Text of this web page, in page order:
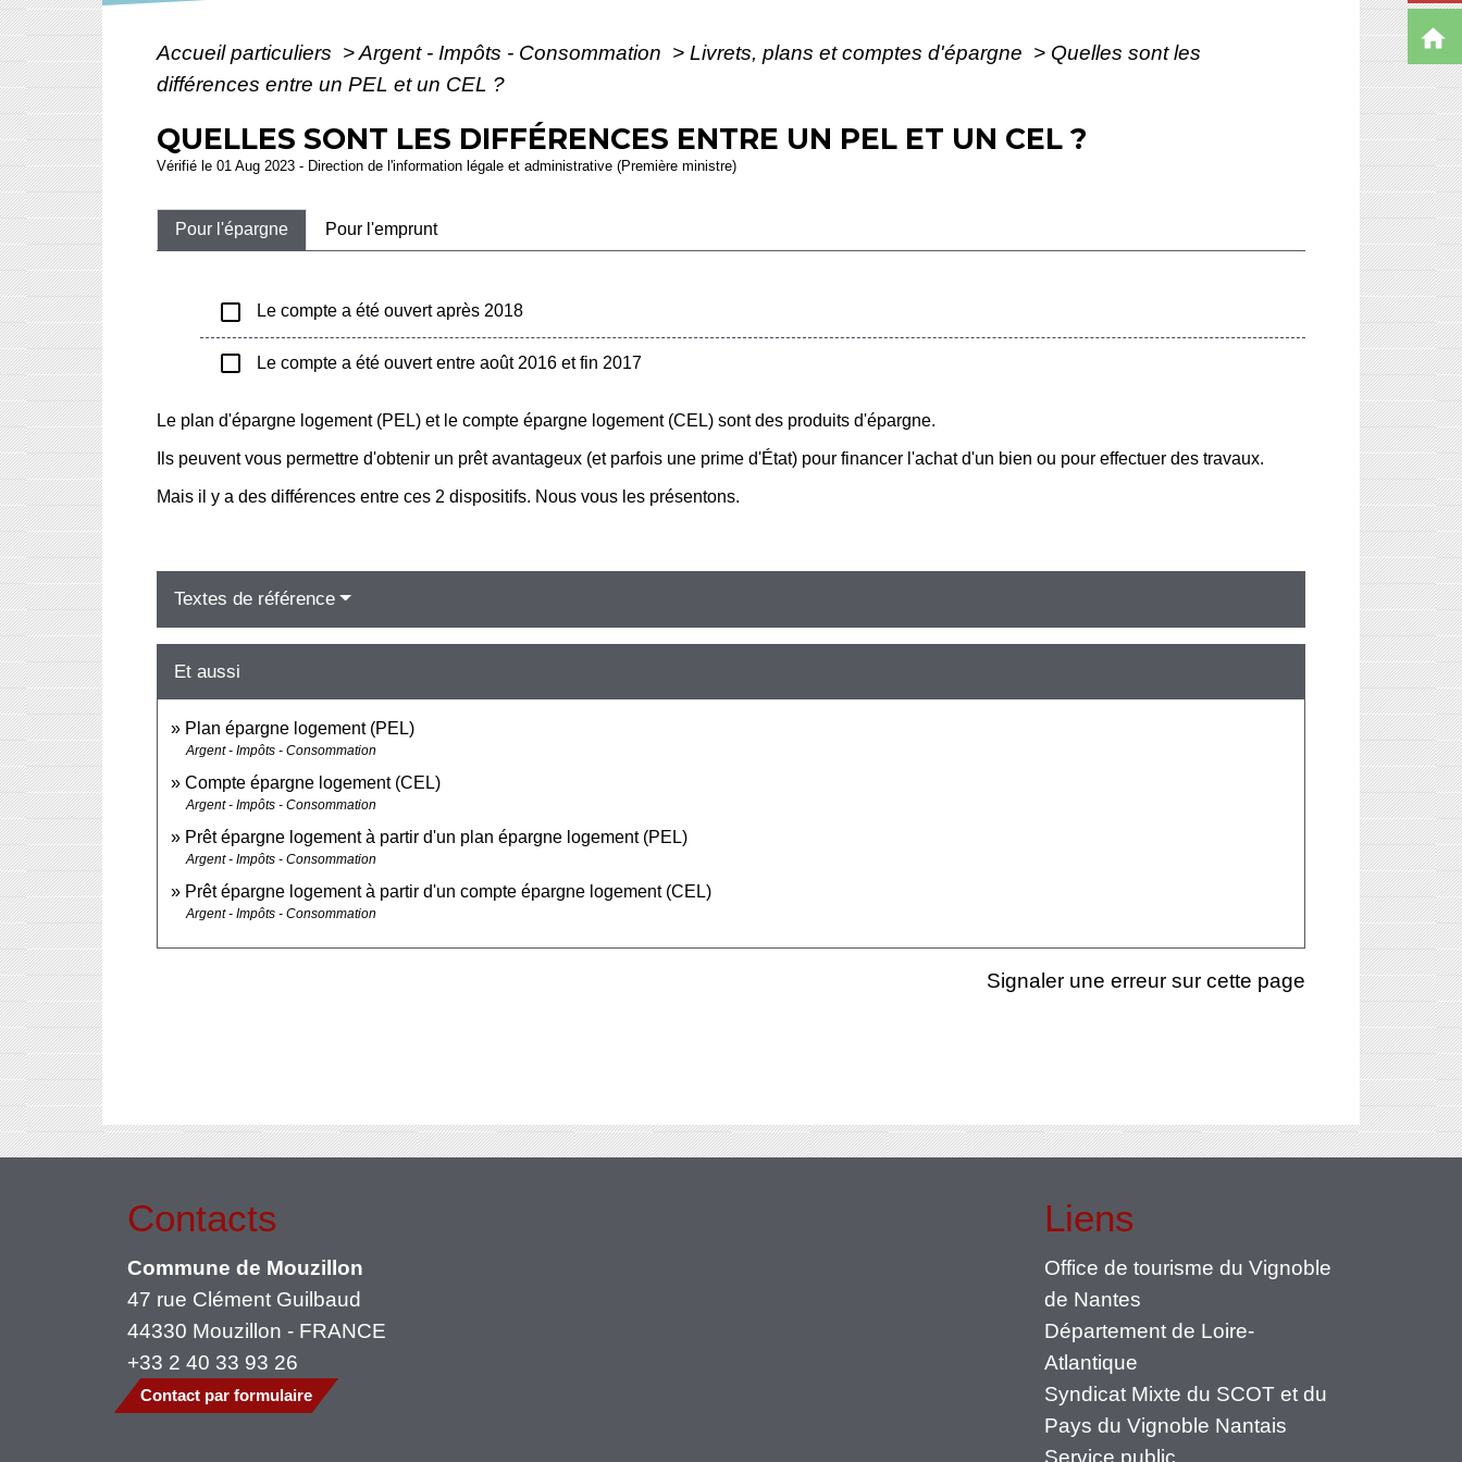
Accueil particuliers >Argent - Impôts - Consommation > Livrets, plans et comptes d'épargne > Quelles sont les
différences entre un PEL et un CEL ?
QUELLES SONT LES DIFFÉRENCES ENTRE UN PEL ET UN CEL ?
Vérifié le 01 Aug 2023 - Direction de l'information légale et administrative (Première ministre)
Pour l'épargne Pour l'emprunt
check_box_outline_blank Le compte a été ouvert après 2018
check_box_outline_blank Le compte a été ouvert entre août 2016 et fin 2017
Le plan d'épargne logement (PEL) et le compte épargne logement (CEL) sont des produits d'épargne.
Ils peuvent vous permettre d'obtenir un prêt avantageux (et parfois une prime d'État) pour financer l'achat d'un bien ou pour effectuer des travaux.
Mais il y a des différences entre ces 2 dispositifs. Nous vous les présentons.
Textes de référence
Et aussi
Plan épargne logement (PEL)
Argent - Impôts - Consommation
Compte épargne logement (CEL)
Argent - Impôts - Consommation
Prêt épargne logement à partir d'un plan épargne logement (PEL)
Argent - Impôts - Consommation
Prêt épargne logement à partir d'un compte épargne logement (CEL)
Argent - Impôts - Consommation
Signaler une erreur sur cette page
home
Contacts
Commune de Mouzillon
47 rue Clément Guilbaud
44330 Mouzillon - FRANCE
+33 2 40 33 93 26
Contact par formulaire
Liens
Office de tourisme du Vignoble
de Nantes
Département de Loire-
Atlantique
Syndicat Mixte du SCOT et du
Pays du Vignoble Nantais
Service public